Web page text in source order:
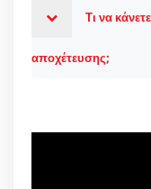
Τι να
αποχέτευσης;